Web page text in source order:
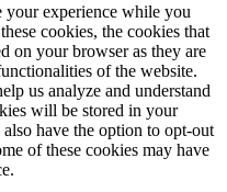
your experience while you
cookies, the cookies that
on your browser as they are
of the website.
us analyze and understand
will be stored in your
have the option to opt-out
of these cookies may have